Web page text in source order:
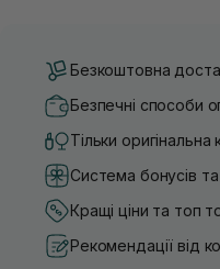
Безкоштовна
Безпечні способи
Тільки оригінальна
Система бонусів
Кращі ціни та топ
Рекомендації від